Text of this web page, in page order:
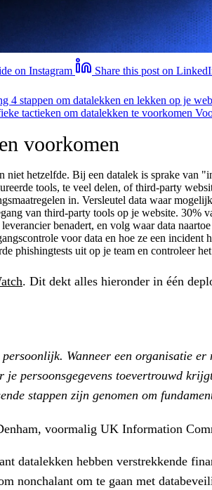
on Instagram Share this post on
4 stappen om datalekken en lekken op je
tactieken om datalekken te voorkomen
voorkomen
niet hetzelfde. Bij een datalek is sprake van
tools, te veel delen, of third-party
in. Versleutel data waar
van third-party tools op je website. 30%
benadert, en volg waar data
voor data en hoe ze een incident
phishingtests uit op je team en controleer
. Dit dekt alles hieronder in één
Wanneer een organisatie
persoonsgegevens toevertrouwd
stappen zijn genomen om
voormalig UK Information
datalekken hebben verstrekkende
nonchalant om te gaan met